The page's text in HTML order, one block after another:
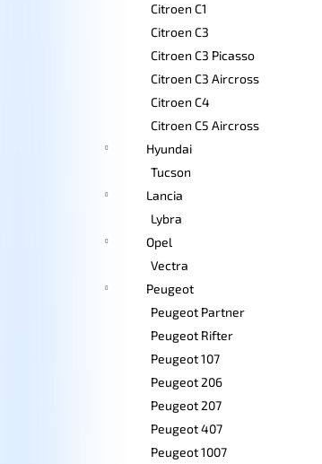
Citroen C1
Citroen C3
Citroen C3 Picasso
Citroen C3 Aircross
Citroen C4
Citroen C5 Aircross
Hyundai
Tucson
Lancia
Lybra
Opel
Vectra
Peugeot
Peugeot Partner
Peugeot Rifter
Peugeot 107
Peugeot 206
Peugeot 207
Peugeot 407
Peugeot 1007